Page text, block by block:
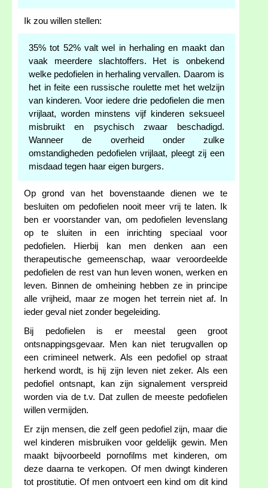
Ik zou willen stellen:
35% tot 52% valt wel in herhaling en maakt dan
vaak meerdere slachtoffers. Het is onbekend
welke pedofielen in herhaling vervallen. Daarom is
het in feite een russische roulette met het welzijn
van kinderen. Voor iedere drie pedofielen die men
vrijlaat, worden minstens vijf kinderen seksueel
misbruikt en psychisch zwaar beschadigd.
Wanneer de overheid onder zulke
omstandigheden pedofielen vrijlaat, pleegt zij een
misdaad tegen haar eigen burgers.
Op grond van het bovenstaande dienen we te
besluiten om pedofielen nooit meer vrij te laten. Ik
ben er voorstander van, om pedofielen levenslang
op te sluiten in een inrichting speciaal voor
pedofielen. Hierbij kan men denken aan een
therapeutische gemeenschap, waar veroordeelde
pedofielen de rest van hun leven wonen, werken en
leven. Binnen de omheining hebben ze in principe
alle vrijheid, maar ze mogen het terrein niet af. In
ieder geval niet zonder begeleiding.
Bij pedofielen is er meestal geen groot
ontsnappingsgevaar. Men kan niet terugvallen op
een crimineel netwerk. Als een pedofiel op straat
herkend wordt, is hij zijn leven niet zeker. Als een
pedofiel ontsnapt, kan zijn signalement verspreid
worden via de t.v. Dat zullen de meeste pedofielen
willen vermijden.
Er zijn mensen, die zelf geen pedofiel zijn, maar die
wel kinderen misbruiken voor geldelijk gewin. Men
maakt bijvoorbeeld pornofilms met kinderen, om
deze daarna te verkopen. Of men dwingt kinderen
tot prostitutie. Of men ontvoert een kind om dit kind